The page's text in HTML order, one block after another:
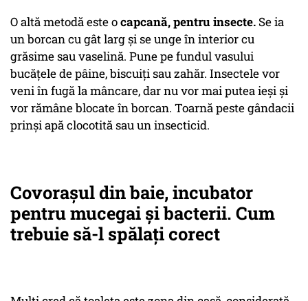
O altă metodă este ocapcană, pentru insecte. Se ia
un borcan cu gât larg și se unge în interior cu
grăsime sau vaselină. Pune pe fundul vasului
bucățele de pâine, biscuiți sau zahăr. Insectele vor
veni în fugă la mâncare, dar nu vor mai putea ieși și
vor rămâne blocate în borcan. Toarnă peste gândacii
prinși apă clocotită sau un insecticid.
Covorașul din baie, incubator
pentru mucegai și bacterii. Cum
trebuie să-l spălați corect